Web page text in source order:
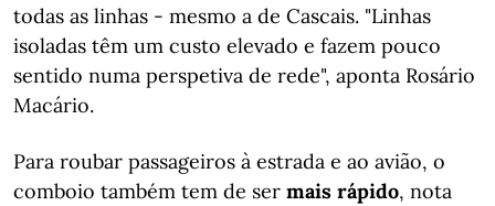
todas as linhas - mesmo a de Cascais. "Linhas
isoladas têm um custo elevado e fazem pouco
sentido numa perspetiva de rede", aponta Rosário
Macário.
Para roubar passageiros à estrada e ao avião, o
comboio também tem de ser mais rápido, nota